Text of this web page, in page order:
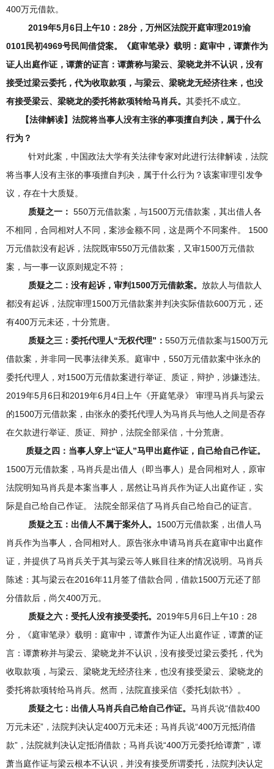
400万元借款。
2019年5月6日上午10：28分，万州区法院开庭审理2019渝
0101民初4969号民间借贷案。《庭审笔录》载明：庭审中，谭萧作为
证人出庭作证，谭萧的证言：谭萧称与梁云、梁晓龙并不认识，没有
接受过梁云委托，代为收取款项，与梁云、梁晓龙无经济往来，也没
有接受梁云、梁晓龙的委托将款项转给马肖兵。 其委托不成立。
【法律解读】 法院将当事人没有主张的事项擅自判决 ，属于什么
行为？
针对此案，中国政法大学有关法律专家对此进行法律解读，法院
将当事人没有主张的事项擅自判决，属于什么行为？该案审理引发争
议，存在十大质疑。
质疑之一： 550万元借款案，与1500万元借款案，其出借人各
不相同，合同相对人不同，案涉金额不同，这是两个不同案件。 1500
万元借款没有起诉，法院既审550万元借款案，又审1500万元借款
案，与一事一议原则规定不符；
质疑之二：没有起诉，审判1500万元借款案。 放款人与借款人
都没有起诉，法院审理1500万元借款案并判决实际借款600万元，还
有400万元未还，十分荒唐。
质疑之三：委托代理人“无权代理”： 550万元借款案与1500万元
借款案，并非同一民事法律关系。庭审中，550万元借款案中张永的
委托代理人，对1500万元借款案进行举证、质证，辩护，涉嫌违法。
2019年5月6日和2019年6月4日上午《开庭笔录》 审理马肖兵与梁云
的1500万元借款案，由张永的委托代理人为马肖兵与他人之间是否存
在欠款进行举证、质证、辩护，法院全部采信，十分荒唐。
质疑之四：当事人穿上“证人”马甲出庭作证，自己给自己作证。
1500万元借款案，马肖兵是出借人（即当事人）是合同相对人，原审
法院明知马肖兵是本案当事人，居然让马肖兵作为证人出庭作证，实
际是自己给自己作证。 法院全部采信了马肖兵自己给自己的证言。
质疑之五：出借人不属于案外人。 1500万元借款案，出借人马
肖兵作为当事人，合同相对人。原告张永申请马肖兵在庭审中出庭作
证，并提供了马肖兵关于其与梁云等人账目往来的情况说明。马肖兵
陈述：其与梁云在2016年11月签了借款合同，借款1500万元还了部
分借款后，尚欠400万元。
质疑之六：受托人没有接受委托。 2019年5月6日上午10：28
分，《庭审笔录》载明：庭审中，谭萧作为证人出庭作证，谭萧的证
言：谭萧称并与梁云、梁晓龙并不认识，没有接受过梁云委托，代为
收取款项，与梁云、梁晓龙无经济往来，也没有接受梁云、梁晓龙的
委托将款项转给马肖兵。然而，法院直接采信《委托划款书》。
质疑之七：出借人马肖兵自己给自己作证。 马肖兵说“借款400
万元未还”，法院判决认定400万元未还；马肖兵说“400万元抵消借
款”，法院就判决认定抵消借款；马肖兵说“400万元委托给谭萧”，谭
萧当庭作证与梁云根本不认识，并没有接受所谓委托，法院判决认定